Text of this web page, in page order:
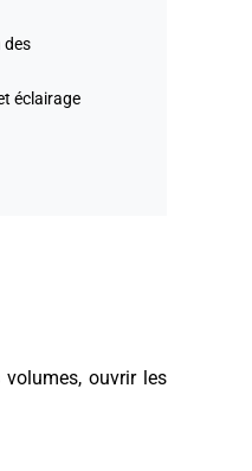
des
éclairage
ouvrir les